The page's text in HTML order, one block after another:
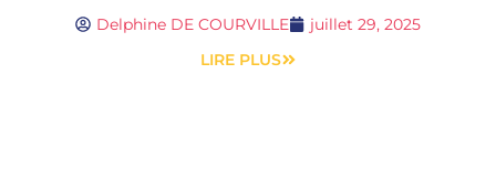
Delphine DE COURVILLE
juillet 29, 2025
LIRE PLUS